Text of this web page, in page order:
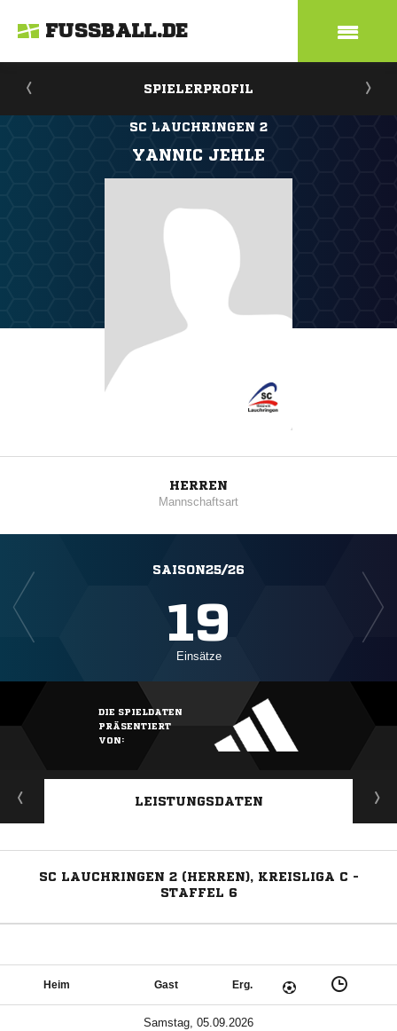
FUSSBALL.DE
SPIELERPROFIL
SC LAUCHRINGEN 2
YANNIC JEHLE
HERREN
Mannschaftsart
SAISON25/26
19
Einsätze
DIE SPIELDATEN
PRÄSENTIERT
VON:
LEISTUNGSDATEN
SC LAUCHRINGEN 2 (HERREN), KREISLIGA C -
STAFFEL 6
Heim Gast Erg.
Samstag, 05.09.2026